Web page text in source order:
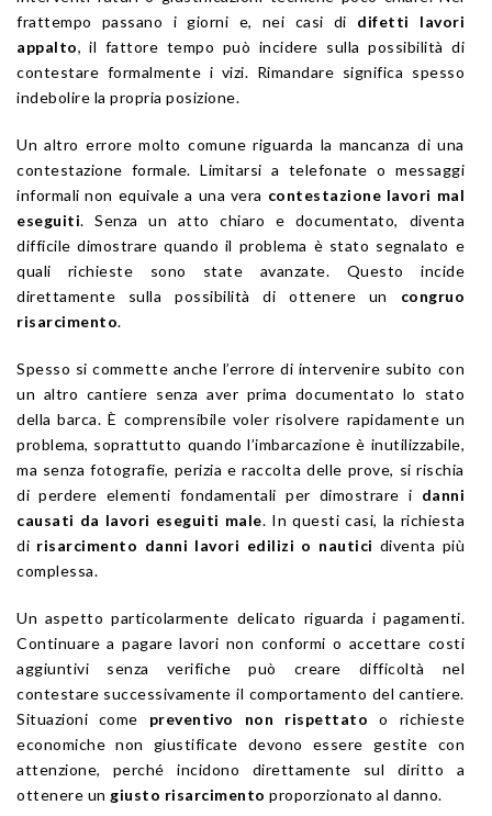
frattempo passano i giorni e, nei casi di difetti lavori
appalto, il fattore tempo può incidere sulla possibilità di
contestare formalmente i vizi. Rimandare significa spesso
indebolire la propria posizione.
Un altro errore molto comune riguarda la mancanza di una
contestazione formale. Limitarsi a telefonate o messaggi
informali non equivale a una vera contestazione lavori mal
eseguiti. Senza un atto chiaro e documentato, diventa
difficile dimostrare quando il problema è stato segnalato e
quali richieste sono state avanzate. Questo incide
direttamente sulla possibilità di ottenere un congruo
risarcimento.
Spesso si commette anche l’errore di intervenire subito con
un altro cantiere senza aver prima documentato lo stato
della barca. È comprensibile voler risolvere rapidamente un
problema, soprattutto quando l’imbarcazione è inutilizzabile,
ma senza fotografie, perizia e raccolta delle prove, si rischia
di perdere elementi fondamentali per dimostrare i danni
causati da lavori eseguiti male. In questi casi, la richiesta
di risarcimento danni lavori edilizi o nautici diventa più
complessa.
Un aspetto particolarmente delicato riguarda i pagamenti.
Continuare a pagare lavori non conformi o accettare costi
aggiuntivi senza verifiche può creare difficoltà nel
contestare successivamente il comportamento del cantiere.
Situazioni come preventivo non rispettato o richieste
economiche non giustificate devono essere gestite con
attenzione, perché incidono direttamente sul diritto a
ottenere un giusto risarcimento proporzionato al danno.